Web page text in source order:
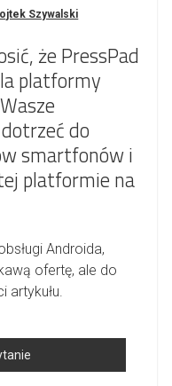
Szywalski
że PressPad
platformy
do
smartfonów i
platformie na
Androida,
ofertę, ale do
Android